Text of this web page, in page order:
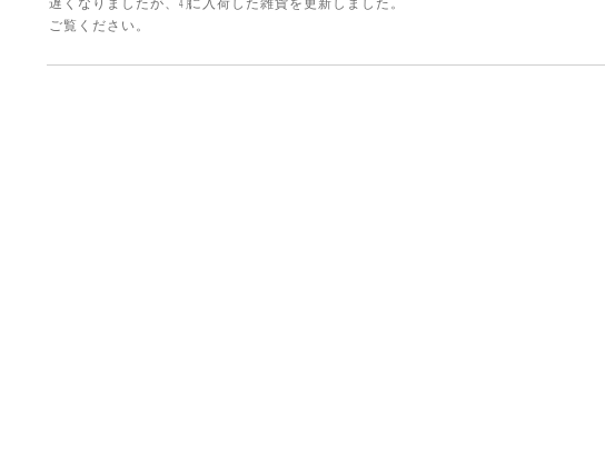
遅くなりましたが、㋃に入荷した雑貨を更新しました。
ご覧ください。